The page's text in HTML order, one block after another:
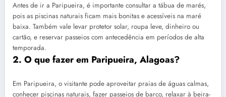
Antes de ir a Paripueira, é importante consultar a tábua de marés,
pois as piscinas naturais ficam mais bonitas e acessíveis na maré
baixa. Também vale levar protetor solar, roupa leve, dinheiro ou
cartão, e reservar passeios com antecedência em períodos de alta
temporada.
2. O que fazer em Paripueira, Alagoas?
Em Paripueira, o visitante pode aproveitar praias de águas calmas,
conhecer piscinas naturais, fazer passeios de barco, relaxar à beira-